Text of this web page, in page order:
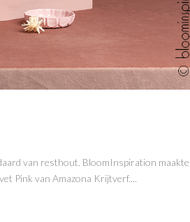
van resthout. BloomInspiration maakte
Pink van Amazona Krijtverf....